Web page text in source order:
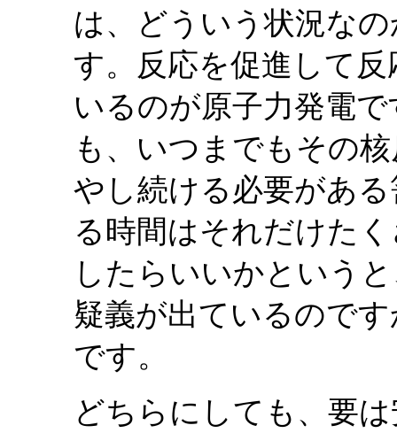
は、どういう状況な
す。反応を促進して
いるのが原子力発電
も、いつまでもその
やし続ける必要があ
る時間はそれだけた
したらいいかという
疑義が出ているので
です。
どちらにしても、要